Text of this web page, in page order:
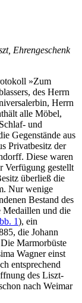
Ehrengeschenk
»Zum
des Herrn
Herrn
alle Möbel,
und
Gegenstände aus
Privatbesitz der
Diese waren
Verfügung gestellt
überließ die
Nur wenige
Bestand des
Medaillen und die
1), ein
die Johann
Marmorbüste
Wagner einst
entsprechend
des Liszt-
nach Weimar